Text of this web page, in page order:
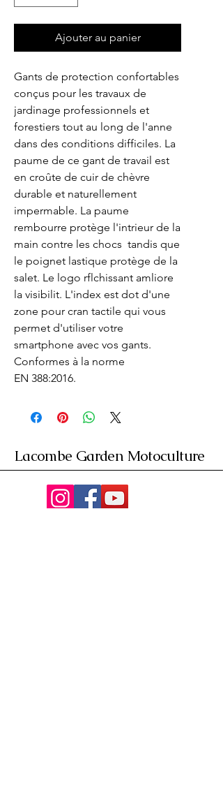
Ajouter au panier
Gants de protection confortables
conçus pour les travaux de
jardinage professionnels et
forestiers tout au long de l'anne
dans des conditions difficiles. La
paume de ce gant de travail est
en croûte de cuir de chèvre
durable et naturellement
impermable. La paume
rembourre protège l'intrieur de la
main contre les chocs  tandis que
le poignet lastique protège de la
salet. Le logo rflchissant amliore
la visibilit. L'index est dot d'une
zone pour cran tactile qui vous
permet d'utiliser votre
smartphone avec vos gants.
Conformes à la norme
EN 388:2016.
Lacombe Garden Motoculture